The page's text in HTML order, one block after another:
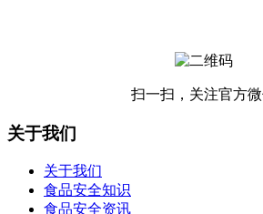
扫一扫，关注官方
关于我们
关于我们
食品安全知识
食品安全资讯